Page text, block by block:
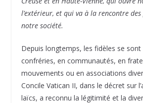
l’extérieur, et qui va à la rencontre
notre société.
Depuis longtemps, les fidèles se sont
confréries, en communautés, en
mouvements ou en associations
Concile Vatican II, dans le décret sur
laïcs, a reconnu la légitimité et la